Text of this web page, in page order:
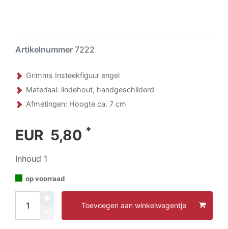
Artikelnummer 7222
Grimms Insteekfiguur engel
Materiaal: lindehout, handgeschilderd
Afmetingen: Hoogte ca. 7 cm
EUR 5,80 *
Inhoud 1
op voorraad
Toevoegen aan winkelwagentje